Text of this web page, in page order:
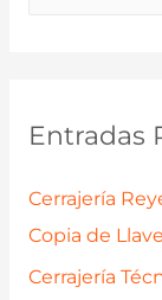
p
o
Entradas
Cerrajería
Copia de
Cerrajería